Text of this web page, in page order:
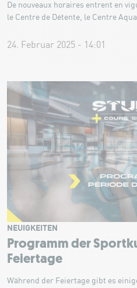
De nouveaux horaires entrent en
le Centre de Détente, le Centre
24. Februar 2025 - 14:01
Programm der
Feiertage
NEUIGKEITEN
Während der Feiertage gibt es